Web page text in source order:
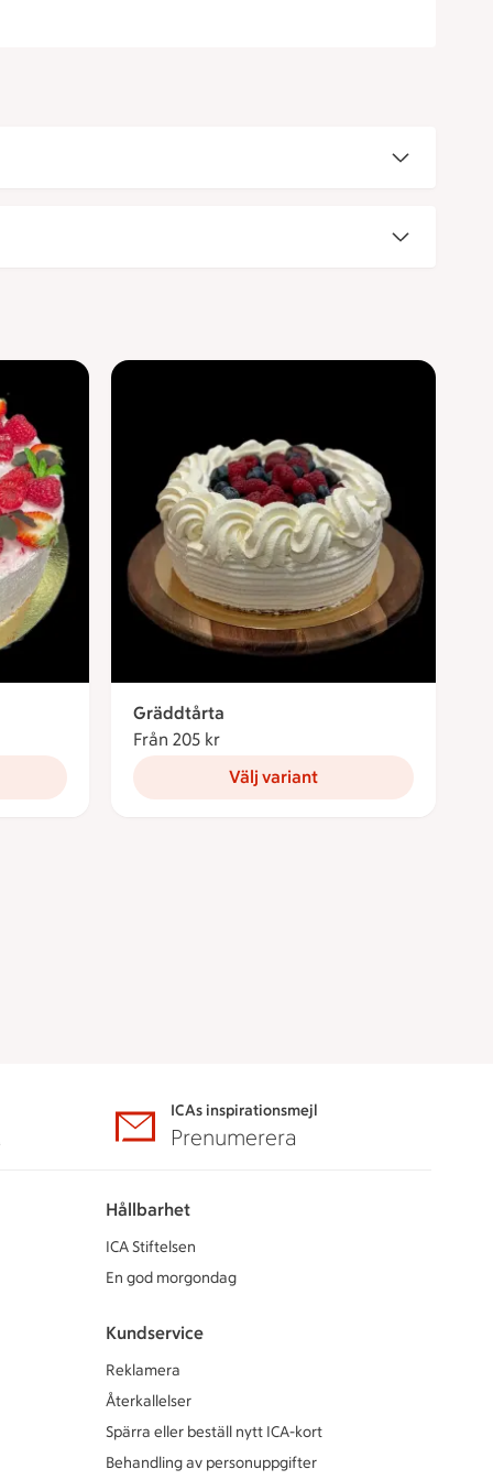
Gräddtårta
Från 205 kr
Välj variant
ICAs inspirationsmejl
Prenumerera
Hållbarhet
ICA Stiftelsen
En god morgondag
Kundservice
Reklamera
Återkallelser
Spärra eller beställ nytt ICA-kort
Behandling av personuppgifter